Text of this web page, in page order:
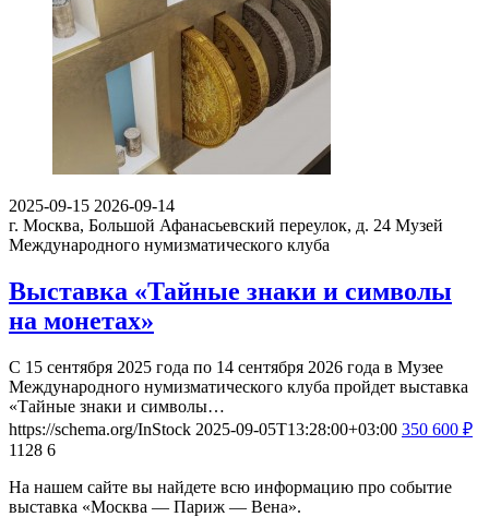
2025-09-15 2026-09-14
г. Москва, Большой Афанасьевский переулок, д. 24 Музей
Международного нумизматического клуба
Выставка «Тайные знаки и символы
на монетах»
С 15 сентября 2025 года по 14 сентября 2026 года в Музее
Международного нумизматического клуба пройдет выставка
«Тайные знаки и символы…
https://schema.org/InStock 2025-09-05T13:28:00+03:00 350 600 ₽
1128 6
На нашем сайте вы найдете всю информацию про событие
выставка «Москва — Париж — Вена».